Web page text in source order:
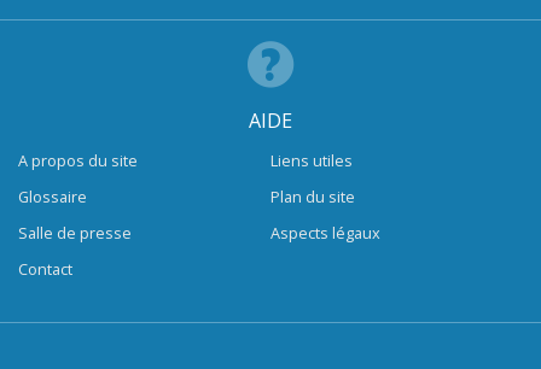
AIDE
A propos du site
Glossaire
Salle de presse
Contact
Liens utiles
Plan du site
Aspects légaux